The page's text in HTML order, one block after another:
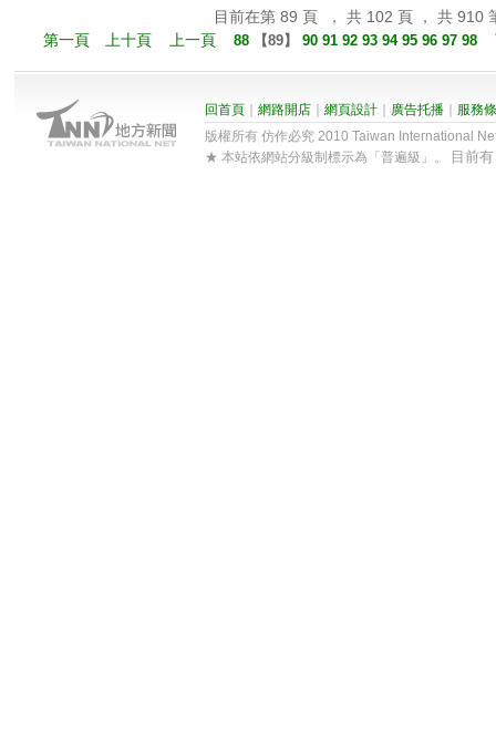
目前在第 89 頁 ， 共 102 頁 ， 共 910
第一頁
上十頁 上一頁 88 【89】 90 91 92 93 94 95 96 97 98
回首頁 網路開店 網頁設計 廣告托播
服務
版權所有 仿作必究 2010 Taiwan International
★ 本站依網站分級制標示為「普遍級」。
目前